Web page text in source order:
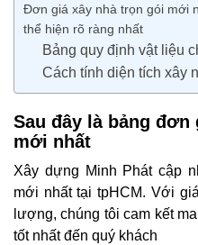
Đơn giá xây nhà trọn gói mới
thể hiện rõ ràng nhất
Bảng quy định vật liệu
Cách tính diện tích xây
Sau đây là bảng
mới nhất
Xây dựng Minh Phát cập
mới nhất tại tpHCM. Với
lượng, chúng tôi cam kết
tốt nhất đến quý khách